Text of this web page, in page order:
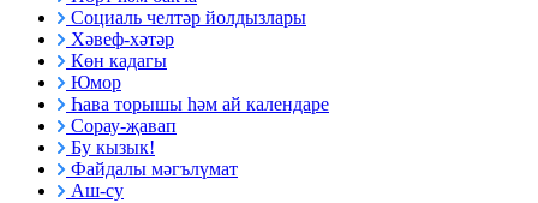
Социаль челтәр йолдызлары
Хәвеф-хәтәр
Көн кадагы
Юмор
Һава торышы һәм ай календаре
Сорау-җавап
Бу кызык!
Файдалы мәгълүмат
Аш-су